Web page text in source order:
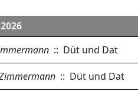
:: Düt und Dat
:: Düt und Dat